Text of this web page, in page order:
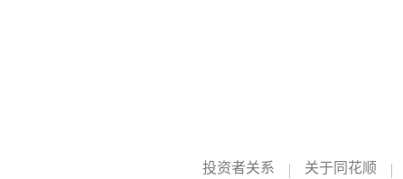
投资者关系 关于同花顺